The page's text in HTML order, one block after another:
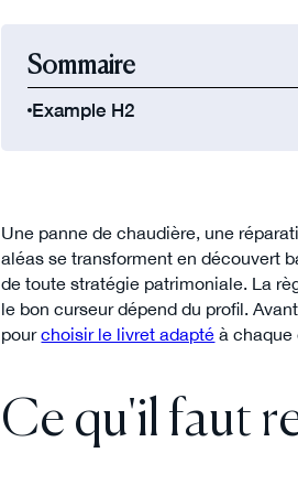
Sommaire
Example H2
Une panne de chaudière, une
aléas se transforment en découvert
de toute stratégie patrimoniale. La
le bon curseur dépend du profil.
pourchoisir le livret adapté à chaque
Ce qu'il faut